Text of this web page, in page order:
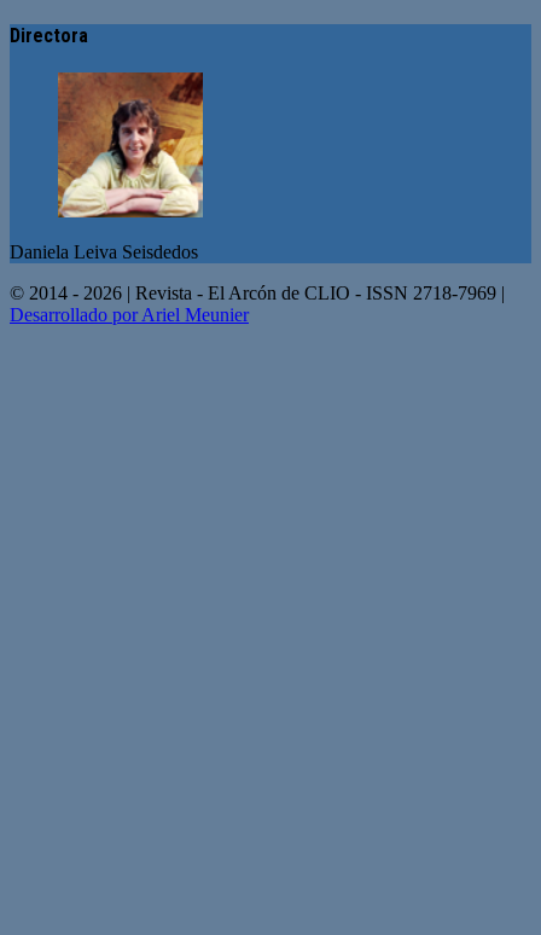
Directora
Daniela Leiva Seisdedos
© 2014 - 2026 | Revista - El Arcón de CLIO - ISSN 2718-7969 |
Desarrollado por Ariel Meunier